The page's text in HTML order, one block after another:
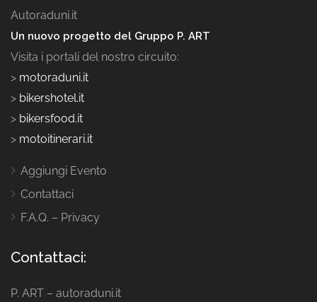
Autoraduni.it
Un nuovo progetto del Gruppo P. ART
Visita i portali del nostro circuito:
> motoraduni.it
> bikershotel.it
> bikersfood.it
> motoitinerari.it
Aggiungi Evento
Contattaci
F.A.Q. – Privacy
Contattaci:
P. ART – autoraduni.it